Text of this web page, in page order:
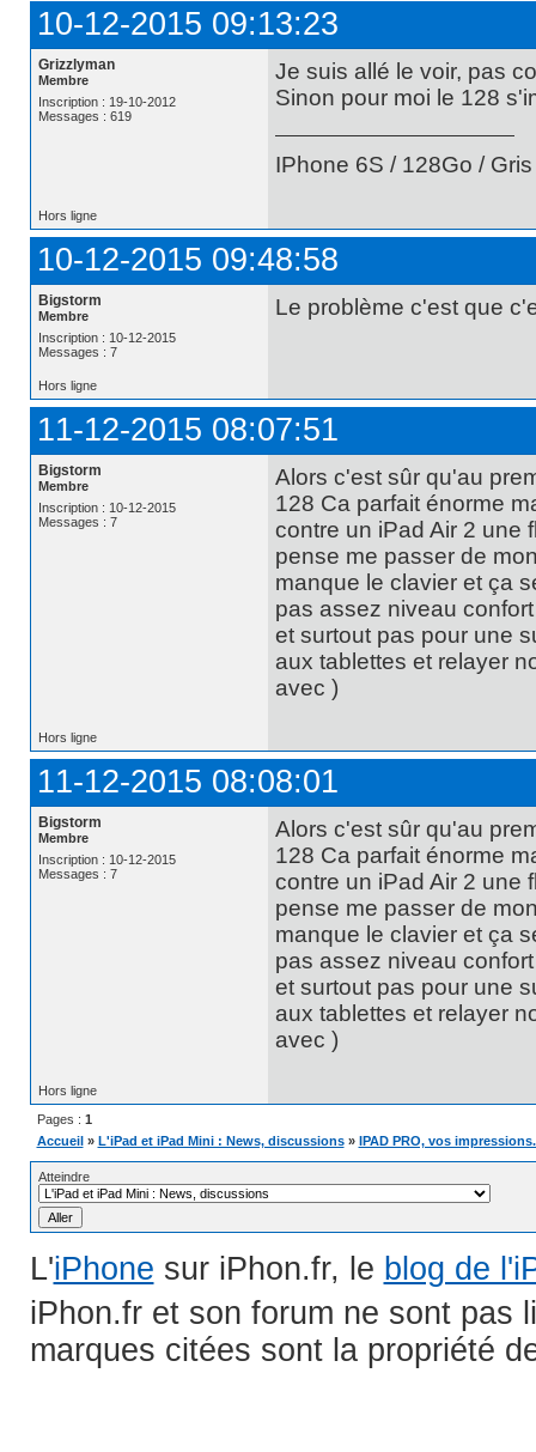
10-12-2015 09:13:23
Grizzlyman
Membre
Inscription : 19-10-2012
Messages : 619
Je suis allé le voir, pas
Sinon pour moi le 128
IPhone 6S / 128Go /
Hors ligne
10-12-2015 09:48:58
Bigstorm
Membre
Inscription : 10-12-2015
Messages : 7
Le problème c'est que
Hors ligne
11-12-2015 08:07:51
Bigstorm
Membre
Inscription : 10-12-2015
Messages : 7
Alors c'est sûr qu'au
128 Ca parfait énorme
contre un iPad Air 2 une
pense me passer de
manque le clavier et ça
pas assez niveau
et surtout pas pour une
aux tablettes et relayer
avec )
Hors ligne
11-12-2015 08:08:01
Bigstorm
Membre
Inscription : 10-12-2015
Messages : 7
Alors c'est sûr qu'au
128 Ca parfait énorme
contre un iPad Air 2 une
pense me passer de
manque le clavier et ça
pas assez niveau
et surtout pas pour une
aux tablettes et relayer
avec )
Hors ligne
Pages : 1
Accueil » L'iPad et iPad Mini : News, discussions » IPAD PRO, vos
Atteindre
L'iPhone sur iPhon.fr, le blog de
iPhon.fr et son forum ne sont pas
marques citées sont la propriété